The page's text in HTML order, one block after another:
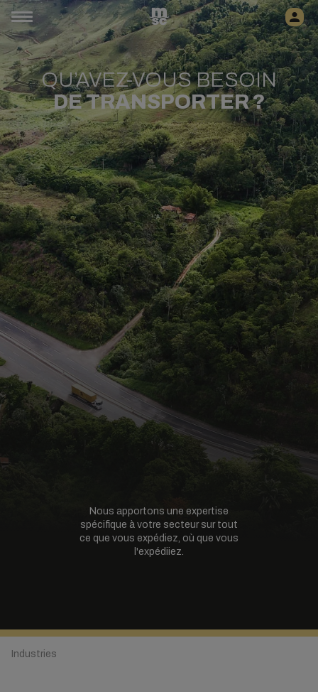
QU’AVEZ-VOUS BESOIN
DE TRANSPORTER ?
Nous apportons une expertise
spécifique à votre secteur sur tout
ce que vous expédiez, où que vous
l'expédiiez.
Industries